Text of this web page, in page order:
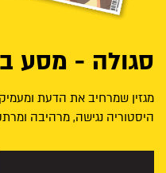
סגולה - מסע
מגזין שמרחיב את הדעת
היסטוריה נגישה, מרהיבה